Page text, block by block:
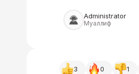
Administrator
Муаллиф
3 0 1